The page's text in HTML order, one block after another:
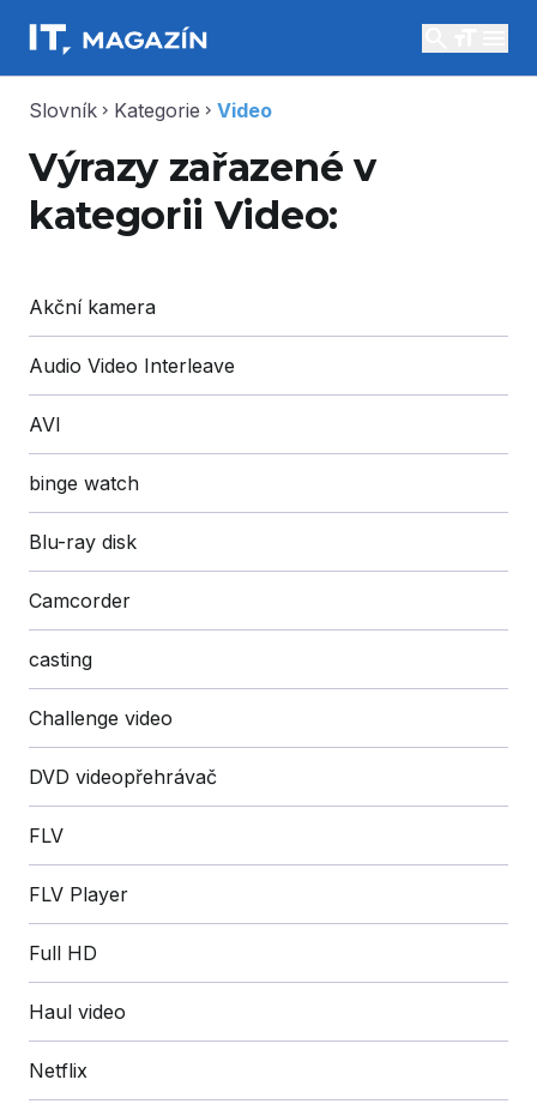
Slovník chevron_right Kategorie chevron_right Video
Výrazy zařazené v
kategorii Video:
Akční kamera
Audio Video Interleave
AVI
binge watch
Blu-ray disk
Camcorder
casting
Challenge video
DVD videopřehrávač
FLV
FLV Player
Full HD
Haul video
Netflix